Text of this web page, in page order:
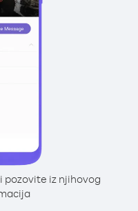
pozovite iz njihovog